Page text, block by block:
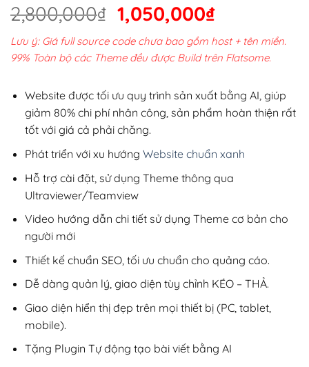
2,800,000₫ Giá
gốc
là:
2,800,000₫.
1,050,000₫Giá
hiện
tại
Lưu ý: Giá full source code chưa bao gồm host + tên miền.
99% Toàn bộ các Theme đều được Build trên Flatsome.
Website được tối ưu quy trình sản xuất bằng AI, giúp
giảm 80% chi phí nhân công, sản phẩm hoàn thiện rất
tốt với giá cả phải chăng.
Phát triển với xu hướng Website chuẩn xanh
Hỗ trợ cài đặt, sử dụng Theme thông qua
Ultraviewer/Teamview
Video hướng dẫn chi tiết sử dụng Theme cơ bản cho
người mới
Thiết kế chuẩn SEO, tối ưu chuẩn cho quảng cáo.
Dễ dàng quản lý, giao diện tùy chỉnh KÉO – THẢ.
Giao diện hiển thị đẹp trên mọi thiết bị (PC, tablet,
mobile).
Tặng Plugin Tự động tạo bài viết bằng AI